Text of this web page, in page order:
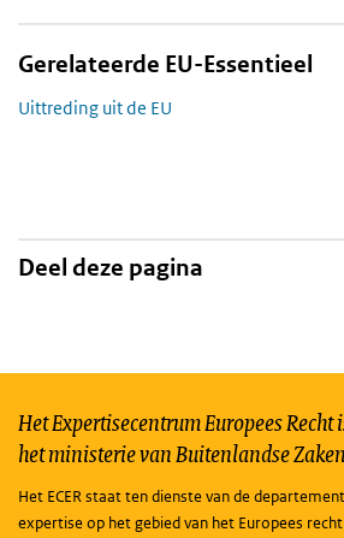
Gerelateerde EU-Essentieel
Uittreding uit de EU
Deel deze pagina
Het Expertisecentrum Europees
het ministerie van Buitenlandse
Het ECER staat ten dienste van de
expertise op het gebied van het Europees